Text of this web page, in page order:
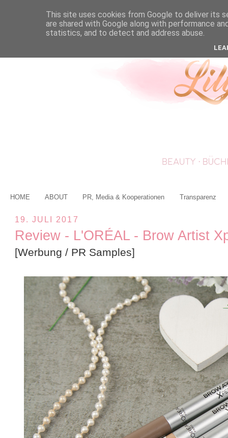
HOME ABOUT PR, Media & Kooperationen Transparenz
19. JULI 2017
Review - L'ORÉAL - Brow Artist
[Werbung / PR Samples]
This site uses cookies from Google to deliver its
are shared with Google along with performance
statistics, and to detect and address abuse.